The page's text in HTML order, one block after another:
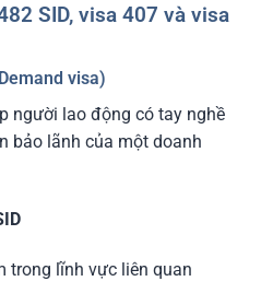
SID, visa 407 và visa
visa)
người lao động có tay nghề
bảo lãnh của một doanh
trong lĩnh vực liên quan